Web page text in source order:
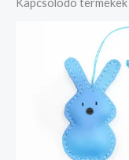
Kapcsolódó termékek